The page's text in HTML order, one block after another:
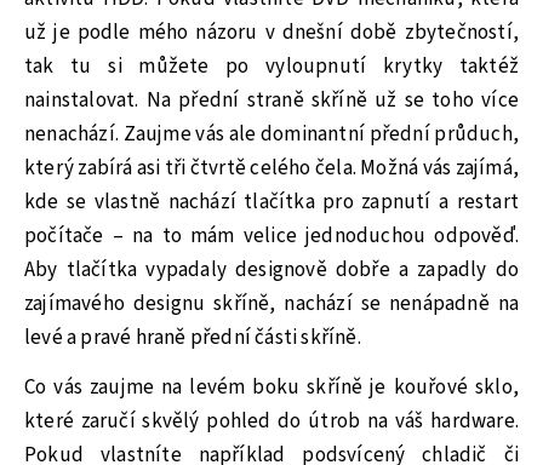
už je podle mého názoru v dnešní době zbytečností,
tak tu si můžete po vyloupnutí krytky taktéž
nainstalovat. Na přední straně skříně už se toho více
nenachází. Zaujme vás ale dominantní přední průduch,
který zabírá asi tři čtvrtě celého čela. Možná vás zajímá,
kde se vlastně nachází tlačítka pro zapnutí a restart
počítače – na to mám velice jednoduchou odpověď.
Aby tlačítka vypadaly designově dobře a zapadly do
zajímavého designu skříně, nachází se nenápadně na
levé a pravé hraně přední části skříně.
Co vás zaujme na levém boku skříně je kouřové sklo,
které zaručí skvělý pohled do útrob na váš hardware.
Pokud vlastníte například podsvícený chladič či